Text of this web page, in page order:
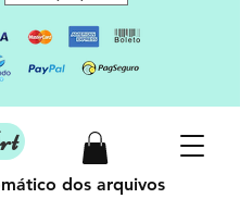
dos arquivos